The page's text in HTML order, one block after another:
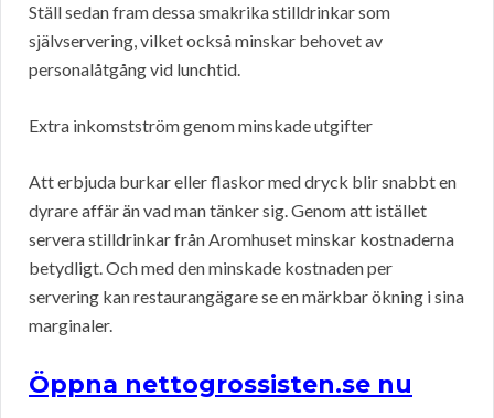
Ställ sedan fram dessa smakrika stilldrinkar som
självservering, vilket också minskar behovet av
personalåtgång vid lunchtid.
Extra inkomstström genom minskade utgifter
Att erbjuda burkar eller flaskor med dryck blir snabbt en
dyrare affär än vad man tänker sig. Genom att istället
servera stilldrinkar från Aromhuset minskar kostnaderna
betydligt. Och med den minskade kostnaden per
servering kan restaurangägare se en märkbar ökning i sina
marginaler.
Öppna nettogrossisten.se nu